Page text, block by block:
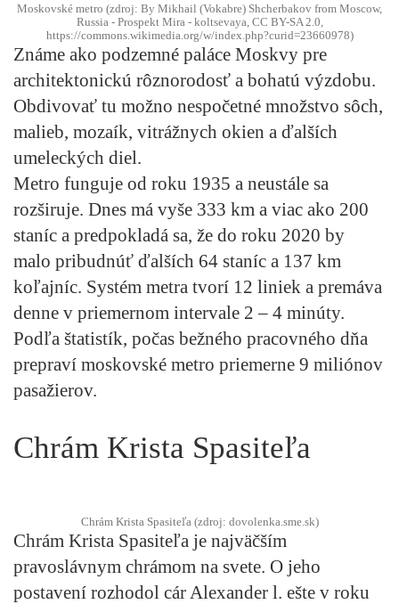
Moskovské metro (zdroj: By Mikhail (Vokabre) Shcherbakov from Moscow,
Russia - Prospekt Mira - koltsevaya, CC BY-SA 2.0,
https://commons.wikimedia.org/w/index.php?curid=23660978)
Známe ako podzemné paláce Moskvy pre
architektonickú rôznorodosť a bohatú výzdobu.
Obdivovať tu možno nespočetné množstvo sôch,
malieb, mozaík, vitrážnych okien a ďalších
umeleckých diel.
Metro funguje od roku 1935 a neustále sa
rozširuje. Dnes má vyše 333 km a viac ako 200
staníc a predpokladá sa, že do roku 2020 by
malo pribudnúť ďalších 64 staníc a 137 km
koľajníc. Systém metra tvorí 12 liniek a premáva
denne v priemernom intervale 2 – 4 minúty.
Podľa štatistík, počas bežného pracovného dňa
prepraví moskovské metro priemerne 9 miliónov
pasažierov.
Chrám Krista Spasiteľa
Chrám Krista Spasiteľa (zdroj: dovolenka.sme.sk)
Chrám Krista Spasiteľa je najväčším
pravoslávnym chrámom na svete. O jeho
postavení rozhodol cár Alexander l. ešte v roku